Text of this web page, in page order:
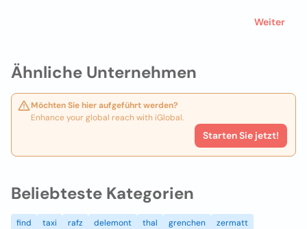
Ähnliche Unternehmen
Möchten Sie hier aufgeführt werden?
Enhance your global reach with iGlobal.
Starten Sie jetzt!
Weiter
Beliebteste Kategorien
find taxi rafz delemont thal grenchen
zermatt